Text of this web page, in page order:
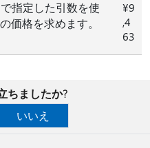
指定した引数を使
価格を求めます。
¥9
,4
63
ちましたか?
いいえ